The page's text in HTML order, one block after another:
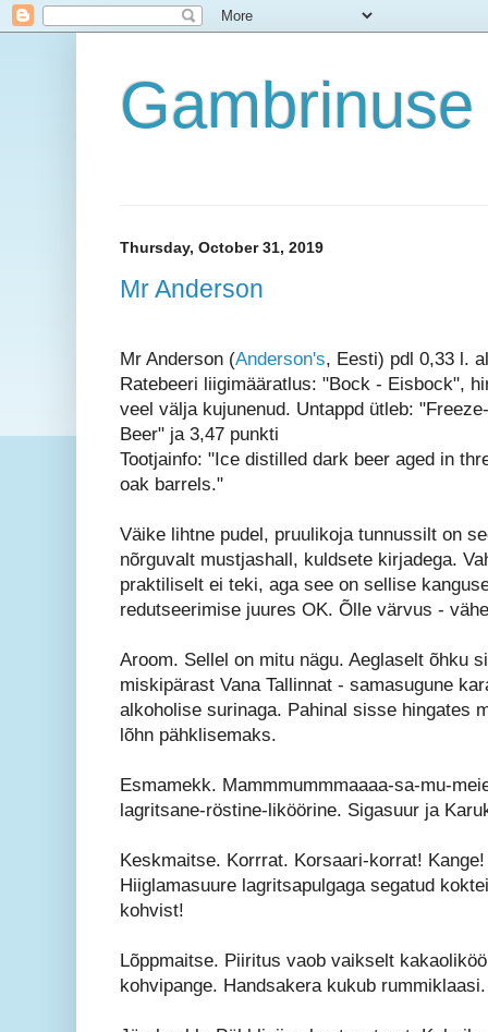
Thursday, October 31, 2019
Mr Anderson
Mr Anderson (Anderson's, Eesti) pdl 0,33 l.
Ratebeeri liigimääratlus: "Bock - Eisbock",
veel välja kujunenud. Untappd ütleb:
Beer" ja 3,47 punkti
Tootjainfo: "Ice distilled dark beer aged in
oak barrels."
Väike lihtne pudel, pruulikoja tunnussilt on
nõrguvalt mustjashall, kuldsete kirjadega.
praktiliselt ei teki, aga see on sellise
redutseerimise juures OK. Õlle värvus -
Aroom. Sellel on mitu nägu. Aeglaselt õhku
miskipärast Vana Tallinnat - samasugune
alkoholise surinaga. Pahinal sisse hingates
lõhn pähklisemaks.
Esmamekk. Mammmummmaaaa-sa-mu-
lagritsane-röstine-liköörine. Sigasuur ja
Keskmaitse. Korrrat. Korsaari-korrat!
Hiiglamasuure lagritsapulgaga segatud
kohvist!
Lõppmaitse. Piiritus vaob vaikselt
kohvipange. Handsakera kukub rummiklaasi.